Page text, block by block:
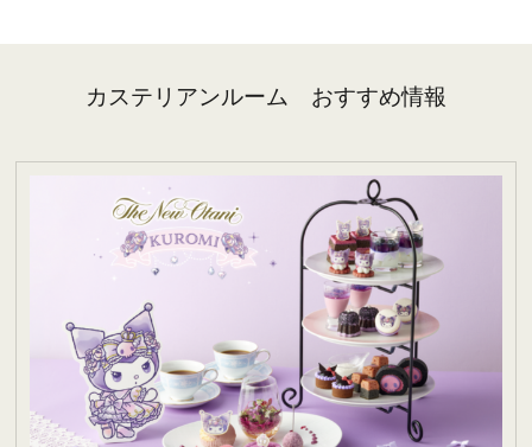
カステリアンルーム おすすめ情報